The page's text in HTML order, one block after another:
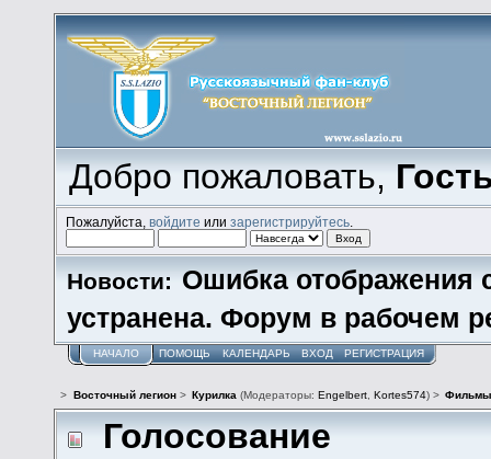
Добро пожаловать,
Пожалуйста,войдите илизарегистрируйтесь
Новости: Ошибка отображения
устранена. Форум в рабочем
НАЧАЛО ПОМОЩЬ КАЛЕНДАРЬ ВХОД РЕГИСТРАЦИЯ
> Восточный легион> Курилка (Модераторы: Engelbert, Kortes574) > Фильмы
Голосование